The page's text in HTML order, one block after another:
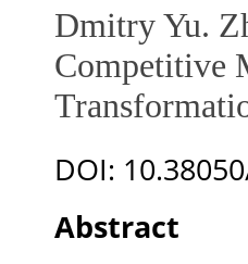
Dmitry Yu.
Competitive
DOI:
Abstract